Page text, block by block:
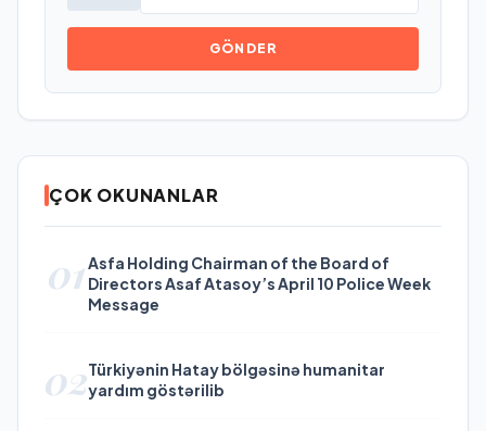
GÖNDER
ÇOK OKUNANLAR
01Asfa Holding Chairman of the Board of
Directors Asaf Atasoy’s April 10 Police Week
Message
02Türkiyənin Hatay bölgəsinə humanitar
yardım göstərilib